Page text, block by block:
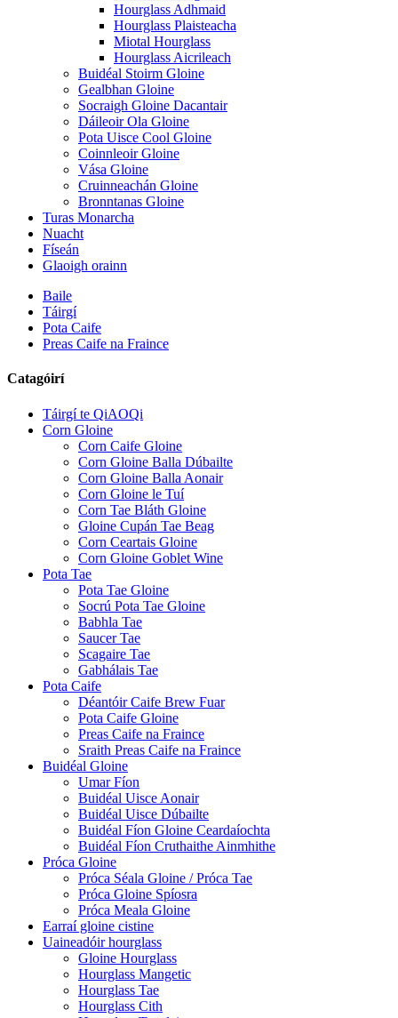
Hourglass Adhmaid
Hourglass Plaisteacha
Miotal Hourglass
Hourglass Aicrileach
Buidéal Stoirm Gloine
Gealbhan Gloine
Socraigh Gloine Dacantair
Dáileoir Ola Gloine
Pota Uisce Cool Gloine
Coinnleoir Gloine
Vása Gloine
Cruinneachán Gloine
Bronntanas Gloine
Turas Monarcha
Nuacht
Físeán
Glaoigh orainn
Baile
Táirgí
Pota Caife
Preas Caife na Fraince
Catagóirí
Táirgí te QiAOQi
Corn Gloine
Corn Caife Gloine
Corn Gloine Balla Dúbailte
Corn Gloine Balla Aonair
Corn Gloine le Tuí
Corn Tae Bláth Gloine
Gloine Cupán Tae Beag
Corn Ceartais Gloine
Corn Gloine Goblet Wine
Pota Tae
Pota Tae Gloine
Socrú Pota Tae Gloine
Babhla Tae
Saucer Tae
Scagaire Tae
Gabhálais Tae
Pota Caife
Déantóir Caife Brew Fuar
Pota Caife Gloine
Preas Caife na Fraince
Sraith Preas Caife na Fraince
Buidéal Gloine
Umar Fíon
Buidéal Uisce Aonair
Buidéal Uisce Dúbailte
Buidéal Fíon Gloine Ceardaíochta
Buidéal Fíon Cruthaithe Ainmhithe
Próca Gloine
Próca Séala Gloine / Próca Tae
Próca Gloine Spíosra
Próca Meala Gloine
Earraí gloine cistine
Uaineadóir hourglass
Gloine Hourglass
Hourglass Mangetic
Hourglass Tae
Hourglass Cith